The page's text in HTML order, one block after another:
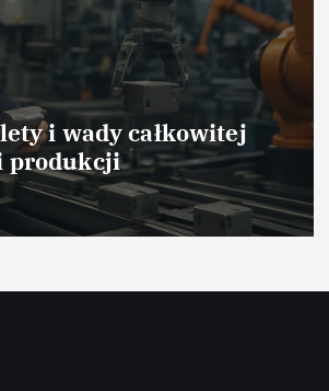
i wady całkowitej
produkcji